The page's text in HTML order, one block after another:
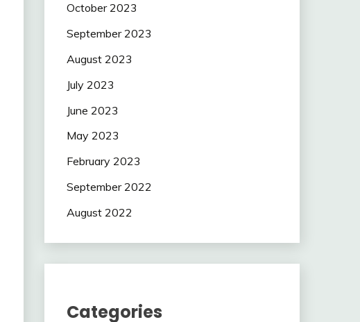
October 2023
September 2023
August 2023
July 2023
June 2023
May 2023
February 2023
September 2022
August 2022
Categories